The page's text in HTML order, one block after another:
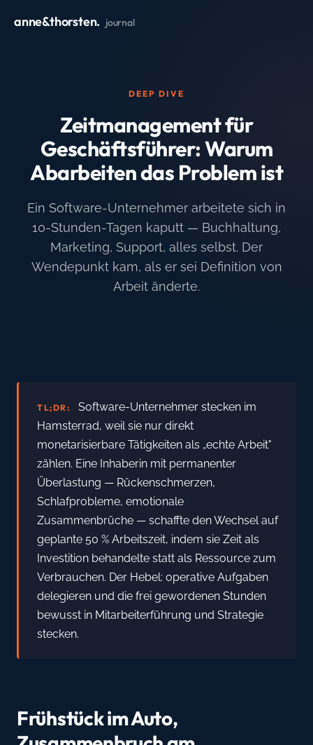
anne&thorsten. journal
DEEP DIVE
Zeitmanagement für
Geschäftsführer: Warum
Abarbeiten das Problem ist
Ein Software-Unternehmer arbeitete sich in
10-Stunden-Tagen kaputt — Buchhaltung,
Marketing, Support, alles selbst. Der
Wendepunkt kam, als er sei Definition von
Arbeit änderte.
TL;DR:
Software-Unternehmer stecken im
Hamsterrad, weil sie nur direkt
monetarisierbare Tätigkeiten als „echte Arbeit"
zählen. Eine Inhaberin mit permanenter
Überlastung — Rückenschmerzen,
Schlafprobleme, emotionale
Zusammenbrüche — schaffte den Wechsel auf
geplante 50 % Arbeitszeit, indem sie Zeit als
Investition behandelte statt als Ressource zum
Verbrauchen. Der Hebel: operative Aufgaben
delegieren und die frei gewordenen Stunden
bewusst in Mitarbeiterführung und Strategie
stecken.
Frühstück im Auto,